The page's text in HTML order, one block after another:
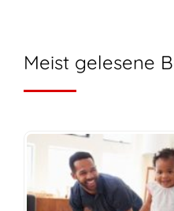
Meist gelesene